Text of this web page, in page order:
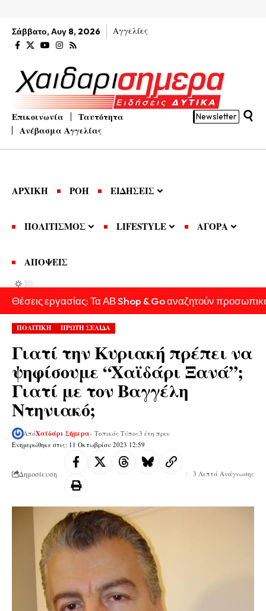
Σάββατο, Αυγ 8, 2026 Αγγελίες
Επικοινωνία
Ταυτότητα
Ανέβασμα Αγγελίας
Newsletter
ΑΡΧΙΚΗ ΡΟΗ ΕΙΔΗΣΕΙΣ
ΠΟΛΙΤΙΣΜΟΣ LIFESTYLE ΑΓΟΡΑ
ΑΠΟΨΕΙΣ
Θέσεις εργασίας: Τα ΑΒ Shop & Go αναζητούν
ΠΟΛΙΤΙΚΗ ΠΡΩΤΗ ΣΕΛΙΔΑ
Γιατί την Κυριακή πρέπει να
ψηφίσουμε “Χαϊδάρι Ξανά”;
Γιατί με τον Βαγγέλη
Ντηνιακό;
Ενημερώθηκε στις: 11 Οκτωβρίου 2023 12:59
ΑπόΧαϊδάρι Σήμερα- Τοπικός Τύπος3 έτη πριν
Δημοσίευση 3 Λεπτά Ανάγνωσης